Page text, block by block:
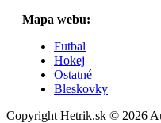
Mapa webu:
Futbal
Hokej
Ostatné
Bleskovky
Copyright Hetrik.sk © 2026